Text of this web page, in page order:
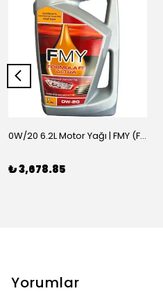
0W/20 6.2L Motor Yağı | FMY (Ford Motor Yağları)
₺ 3,678.85
Yorumlar